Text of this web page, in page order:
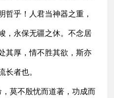
哲乎！人君当神器之重，
，永保无疆之休。不念居
其厚，情不胜其欲，斯亦
者也。
莫不殷忧而道著，功成而